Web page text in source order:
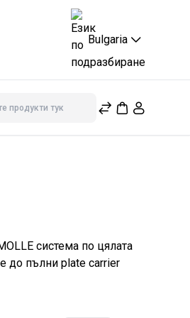
Bulgaria
система по цялата
до пълни plate carrier